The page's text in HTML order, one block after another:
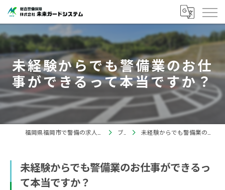
未経験からでも警備業のお仕
事ができるって本当ですか？
ブログ 未経験からでも警備業のお仕事ができるって本当ですか？
未経験からでも警備業のお仕事ができるっ
て本当ですか？